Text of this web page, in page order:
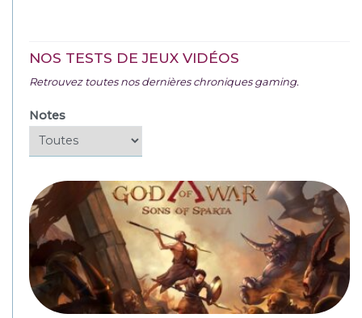
NOS TESTS DE JEUX VIDÉOS
Retrouvez toutes nos dernières chroniques gaming.
Notes